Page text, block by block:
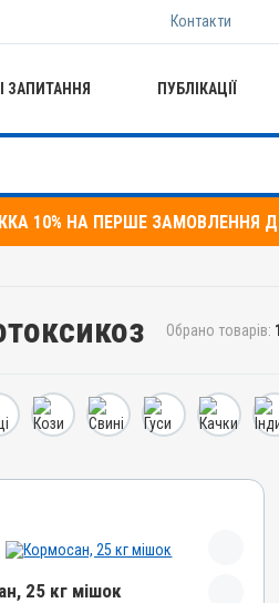
Контакти
ЗАПИТАННЯ ПУБЛІКАЦІЇ
10% НА ПЕРШЕ ЗАМОВЛЕННЯ
Обрано товарів: 1
25 кг мішок